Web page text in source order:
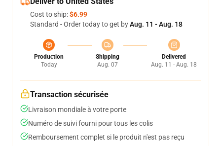
Cost to ship:$6.99
Standard - Order today to get byAug. 11 - Aug. 18
Production
Today
Shipping
Aug. 07
Delivered
Aug. 11 - Aug. 18
Transaction sécurisée
Livraison mondiale à votre porte
Numéro de suivi fourni pour tous les colis
Remboursement complet si le produit n'est pas reçu